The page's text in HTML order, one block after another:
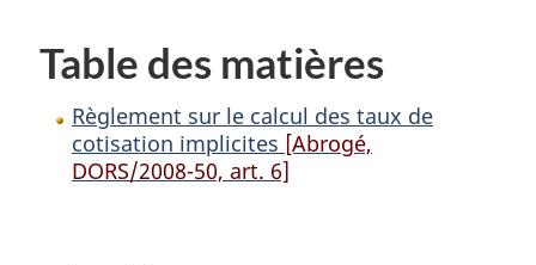
Table des matières
Règlement sur le calcul des taux de
cotisation implicites [Abrogé,
DORS/2008-50, art. 6]